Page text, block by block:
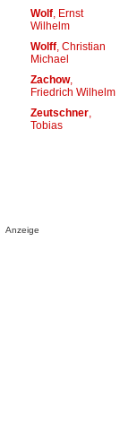
Wolf, Ernst
Wilhelm
Wolff, Christian
Michael
Zachow,
Friedrich Wilhelm
Zeutschner,
Tobias
Anzeige